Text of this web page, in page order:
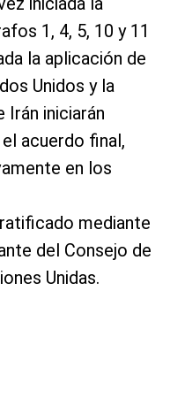
1, 4, 5, 10 y 11
la aplicación de
Unidos y la
Irán iniciarán
acuerdo final,
en los
mediante
del Consejo de
Unidas.